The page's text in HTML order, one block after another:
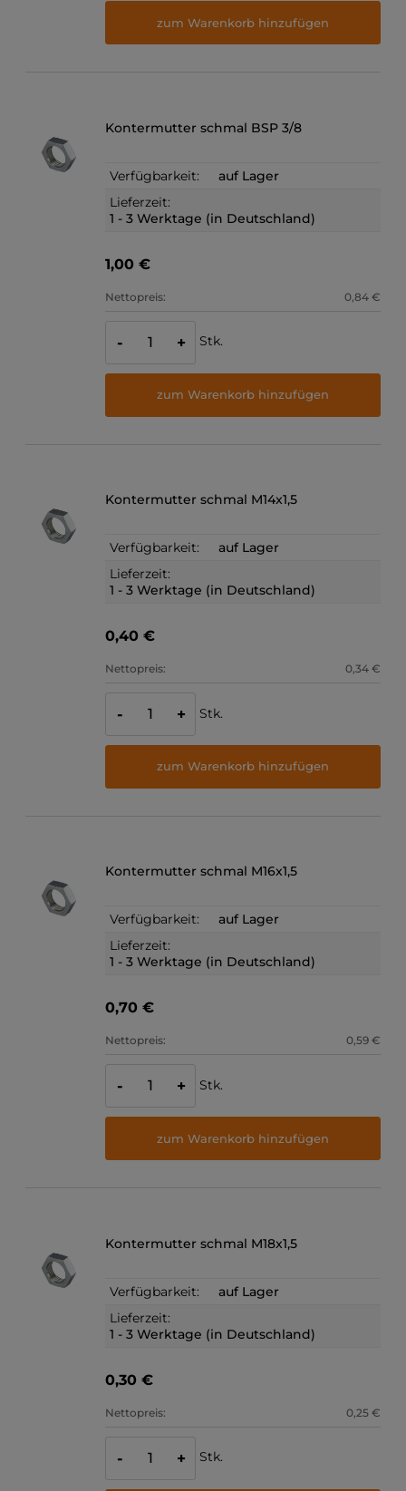
zum Warenkorb hinzufügen
Kontermutter schmal BSP 3/8
Verfügbarkeit:
auf Lager
Lieferzeit:
1 - 3 Werktage (in Deutschland)
1,00 €
Nettopreis: 0,84 €
- + Stk.
zum Warenkorb hinzufügen
Kontermutter schmal M14x1,5
Verfügbarkeit:
auf Lager
Lieferzeit:
1 - 3 Werktage (in Deutschland)
0,40 €
Nettopreis: 0,34 €
- + Stk.
zum Warenkorb hinzufügen
Kontermutter schmal M16x1,5
Verfügbarkeit:
auf Lager
Lieferzeit:
1 - 3 Werktage (in Deutschland)
0,70 €
Nettopreis: 0,59 €
- + Stk.
zum Warenkorb hinzufügen
Kontermutter schmal M18x1,5
Verfügbarkeit:
auf Lager
Lieferzeit:
1 - 3 Werktage (in Deutschland)
0,30 €
Nettopreis: 0,25 €
- + Stk.